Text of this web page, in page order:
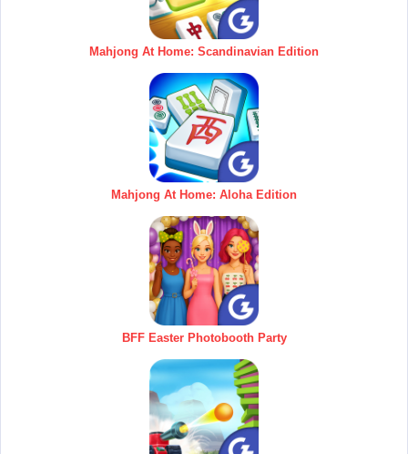
Mahjong At Home: Scandinavian Edition
Mahjong At Home: Aloha Edition
BFF Easter Photobooth Party